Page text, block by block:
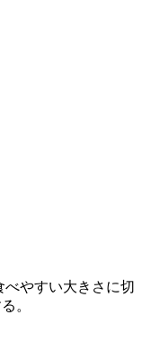
べやすい大きさに切
。